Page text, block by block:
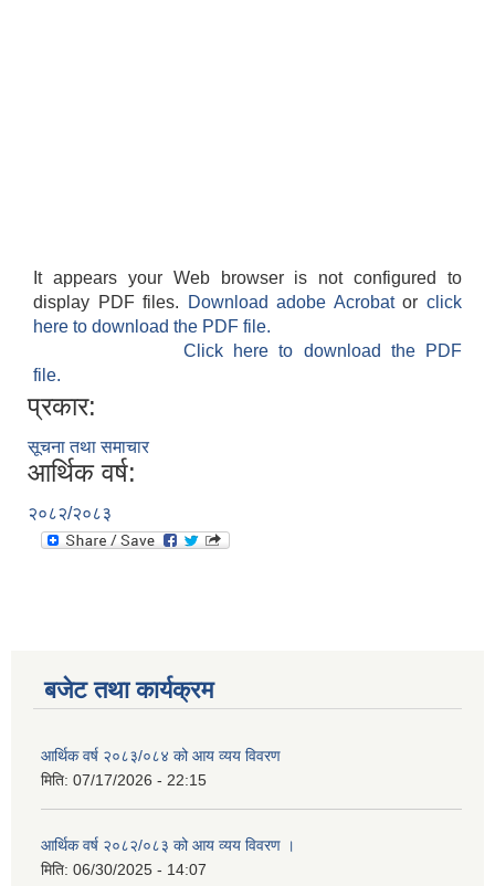
It appears your Web browser is not configured to
display PDF files.
Download adobe Acrobatorclick
here to download the PDF file.
Click here to download the PDF
file.
प्रकार:
सूचना तथा समाचार
आर्थिक वर्ष:
२०८२/२०८३
बजेट तथा कार्यक्रम
आर्थिक वर्ष २०८३/०८४ को आय व्यय विवरण
मिति: 07/17/2026 - 22:15
आर्थिक वर्ष २०८२/०८३ को आय व्यय विवरण ।
मिति: 06/30/2025 - 14:07